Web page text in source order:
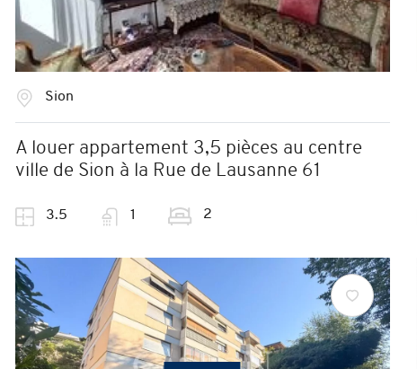
Sion
A louer appartement 3,5 pièces au centre
ville de Sion à la Rue de Lausanne 61
3.5 1 2